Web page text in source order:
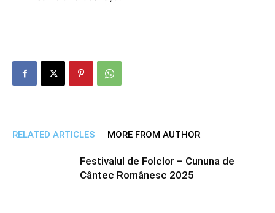
RELATED ARTICLES MORE FROM AUTHOR
Festivalul de Folclor – Cununa de
Cântec Românesc 2025